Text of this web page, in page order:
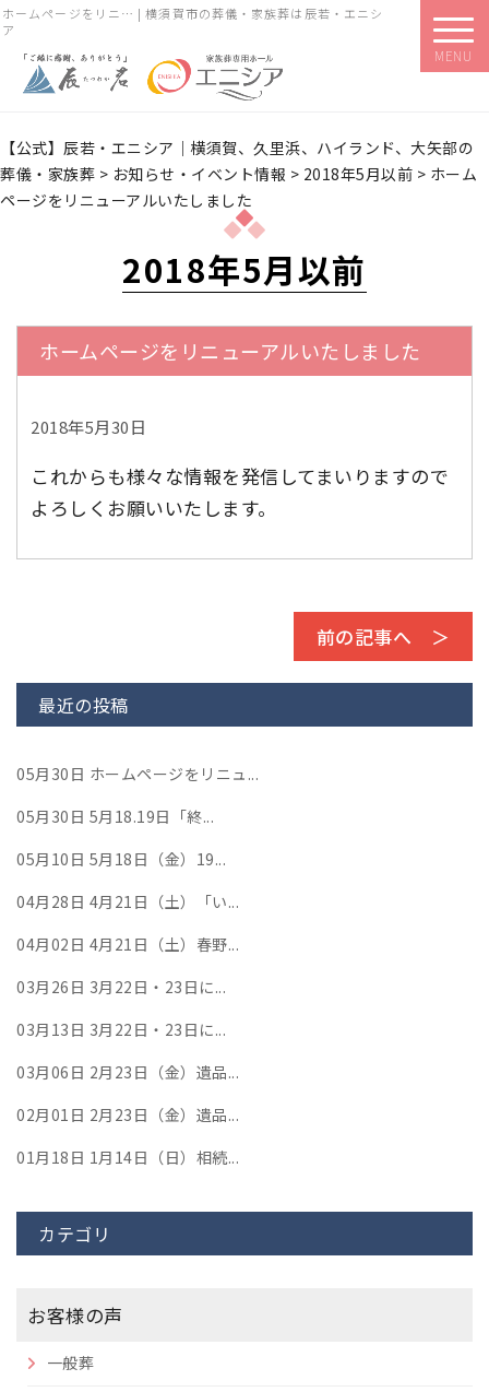
ホームページをリニ… | 横須賀市の葬儀・家族葬は辰若・エニシ
ア
MENU
【公式】辰若・エニシア｜横須賀、久里浜、ハイランド、大矢部の
葬儀・家族葬 > お知らせ・イベント情報 > 2018年5月以前 > ホーム
ページをリニューアルいたしました
2018年5月以前
ホームページをリニューアルいたしました
2018年5月30日
これからも様々な情報を発信してまいりますので
よろしくお願いいたします。
前の記事へ ＞
最近の投稿
05月30日 ホームページをリニュ...
05月30日 5月18.19日「終...
05月10日 5月18日（金）19...
04月28日 4月21日（土）「い...
04月02日 4月21日（土）春野...
03月26日 3月22日・23日に...
03月13日 3月22日・23日に...
03月06日 2月23日（金）遺品...
02月01日 2月23日（金）遺品...
01月18日 1月14日（日）相続...
カテゴリ
お客様の声
一般葬